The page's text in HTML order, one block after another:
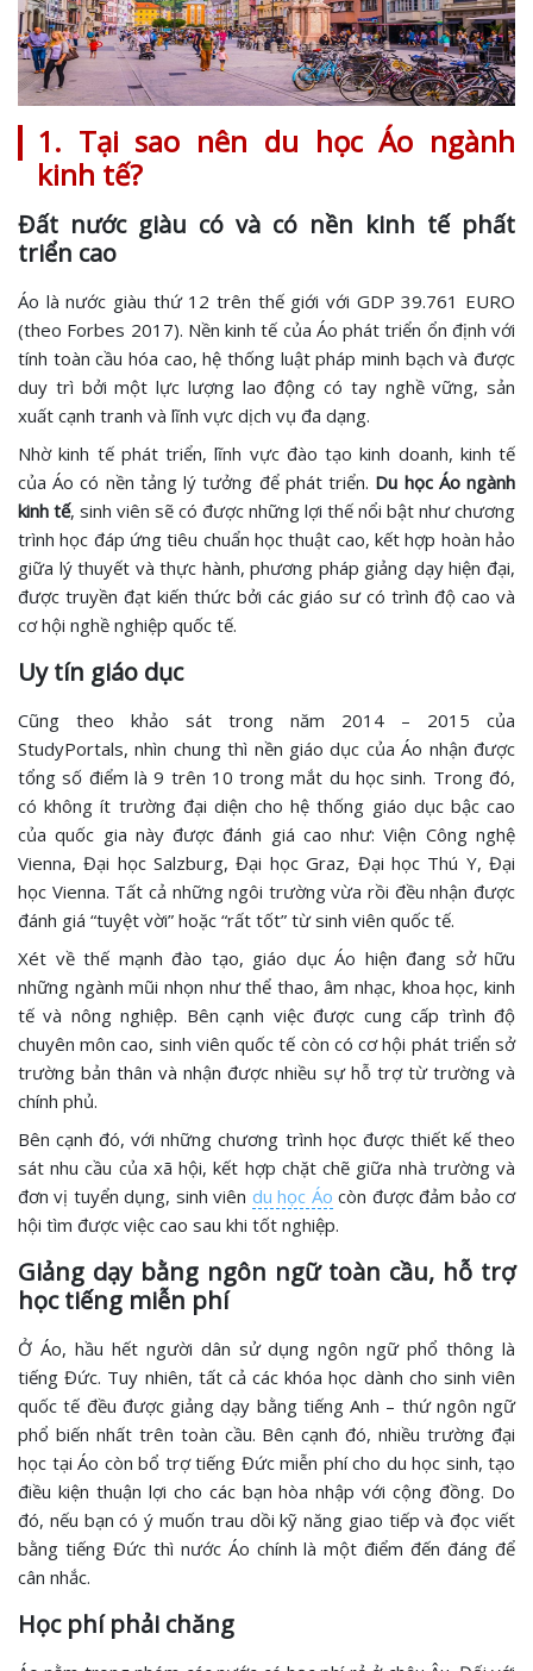
1. Tại sao nên du học Áo ngành
kinh tế?
Đất nước giàu có và có nền kinh tế phất
triển cao
Áo là nước giàu thứ 12 trên thế giới với GDP 39.761 EURO
(theo Forbes 2017). Nền kinh tế của Áo phát triển ổn định với
tính toàn cầu hóa cao, hệ thống luật pháp minh bạch và được
duy trì bởi một lực lượng lao động có tay nghề vững, sản
xuất cạnh tranh và lĩnh vực dịch vụ đa dạng.
Nhờ kinh tế phát triển, lĩnh vực đào tạo kinh doanh, kinh tế
của Áo có nền tảng lý tưởng để phát triển. Du học Áo ngành
kinh tế, sinh viên sẽ có được những lợi thế nổi bật như chương
trình học đáp ứng tiêu chuẩn học thuật cao, kết hợp hoàn hảo
giữa lý thuyết và thực hành, phương pháp giảng dạy hiện đại,
được truyền đạt kiến thức bởi các giáo sư có trình độ cao và
cơ hội nghề nghiệp quốc tế.
Uy tín giáo dục
Cũng theo khảo sát trong năm 2014 – 2015 của
StudyPortals, nhìn chung thì nền giáo dục của Áo nhận được
tổng số điểm là 9 trên 10 trong mắt du học sinh. Trong đó,
có không ít trường đại diện cho hệ thống giáo dục bậc cao
của quốc gia này được đánh giá cao như: Viện Công nghệ
Vienna, Đại học Salzburg, Đại học Graz, Đại học Thú Y, Đại
học Vienna. Tất cả những ngôi trường vừa rồi đều nhận được
đánh giá “tuyệt vời” hoặc “rất tốt” từ sinh viên quốc tế.
Xét về thế mạnh đào tạo, giáo dục Áo hiện đang sở hữu
những ngành mũi nhọn như thể thao, âm nhạc, khoa học, kinh
tế và nông nghiệp. Bên cạnh việc được cung cấp trình độ
chuyên môn cao, sinh viên quốc tế còn có cơ hội phát triển sở
trường bản thân và nhận được nhiều sự hỗ trợ từ trường và
chính phủ.
Bên cạnh đó, với những chương trình học được thiết kế theo
sát nhu cầu của xã hội, kết hợp chặt chẽ giữa nhà trường và
đơn vị tuyển dụng, sinh viên du học Áo còn được đảm bảo cơ
hội tìm được việc cao sau khi tốt nghiệp.
Giảng dạy bằng ngôn ngữ toàn cầu, hỗ trợ
học tiếng miễn phí
Ở Áo, hầu hết người dân sử dụng ngôn ngữ phổ thông là
tiếng Đức. Tuy nhiên, tất cả các khóa học dành cho sinh viên
quốc tế đều được giảng dạy bằng tiếng Anh – thứ ngôn ngữ
phổ biến nhất trên toàn cầu. Bên cạnh đó, nhiều trường đại
học tại Áo còn bổ trợ tiếng Đức miễn phí cho du học sinh, tạo
điều kiện thuận lợi cho các bạn hòa nhập với cộng đồng. Do
đó, nếu bạn có ý muốn trau dồi kỹ năng giao tiếp và đọc viết
bằng tiếng Đức thì nước Áo chính là một điểm đến đáng để
cân nhắc.
Học phí phải chăng